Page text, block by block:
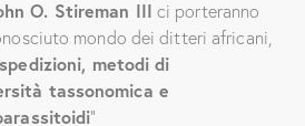
O. Stireman III ci porteranno
mondo dei ditteri africani,
metodi di
tassonomica e
“